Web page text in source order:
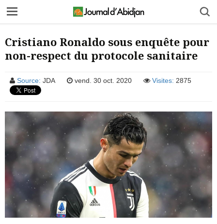
Cristiano Ronaldo sous enquête pour
non-respect du protocole sanitaire
Source: JDA vend. 30 oct. 2020 Visites: 2875